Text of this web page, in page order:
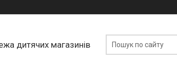
дитячих магазинів